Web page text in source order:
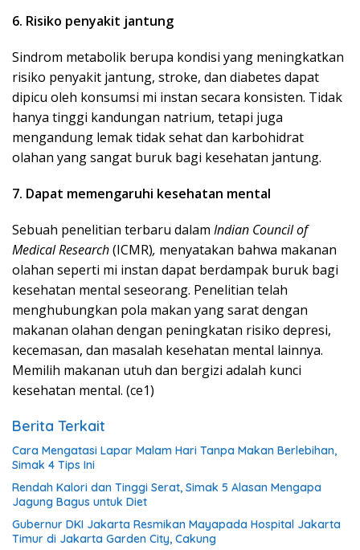
6. Risiko penyakit jantung
Sindrom metabolik berupa kondisi yang meningkatkan
risiko penyakit jantung, stroke, dan diabetes dapat
dipicu oleh konsumsi mi instan secara konsisten. Tidak
hanya tinggi kandungan natrium, tetapi juga
mengandung lemak tidak sehat dan karbohidrat
olahan yang sangat buruk bagi kesehatan jantung.
7. Dapat memengaruhi kesehatan mental
Sebuah penelitian terbaru dalam Indian Council of
Medical Research(ICMR), menyatakan bahwa makanan
olahan seperti mi instan dapat berdampak buruk bagi
kesehatan mental seseorang. Penelitian telah
menghubungkan pola makan yang sarat dengan
makanan olahan dengan peningkatan risiko depresi,
kecemasan, dan masalah kesehatan mental lainnya.
Memilih makanan utuh dan bergizi adalah kunci
kesehatan mental. (ce1)
Berita Terkait
Cara Mengatasi Lapar Malam Hari Tanpa Makan Berlebihan,
Simak 4 Tips Ini
Rendah Kalori dan Tinggi Serat, Simak 5 Alasan Mengapa
Jagung Bagus untuk Diet
Gubernur DKI Jakarta Resmikan Mayapada Hospital Jakarta
Timur di Jakarta Garden City, Cakung